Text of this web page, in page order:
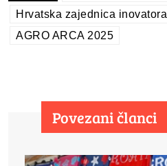
Hrvatska zajednica inovatora
AGRO ARCA 2025
Povezani članci